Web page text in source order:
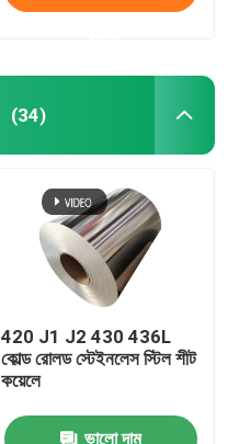
(34)
420 J1 J2 430 436L
কোল্ড রোলড স্টেইনলেস স্টিল শীট
কয়েলে
ভালো দাম